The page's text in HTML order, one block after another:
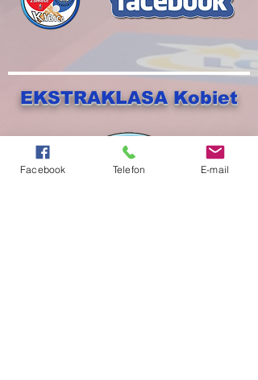
EKSTRAKLASA Kobiet
Facebook Telefon E-mail